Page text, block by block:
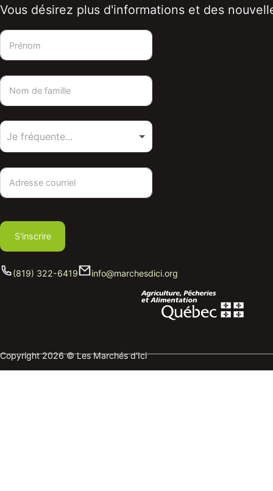
Vous désirez plus d'informations et des
S'inscrire
(819) 322-6419 info@marchesdici.org
Copyright 2026 © Les Marchés d'Ici